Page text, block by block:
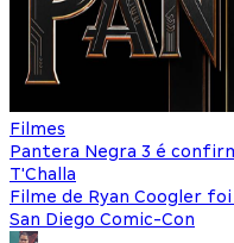
Filmes
Pantera Negra 3 é
T'Challa
Filme de Ryan Coogler
San Diego Comic-Con